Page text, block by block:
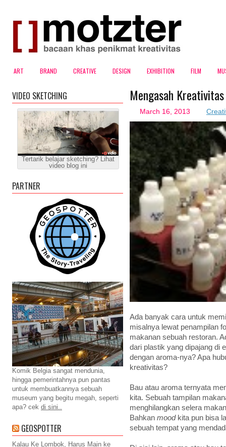
ART BRAND CREATIVE DESIGN EXHIBITION FILM
Mengasah
March 16, 2013
Ada banyak cara untuk
misalnya lewat penampilan
makanan sebuah restoran.
dari plastik yang dipajang di
dengan aroma-nya? Apa
kreativitas?
Bau atau aroma ternyata
kita. Sebuah tampilan
menghilangkan selera
Bahkan moodkita pun bisa
sebuah tempat yang
VIDEO SKETCHING
Tertarik belajar sketching? Lihat
video blog ini
PARTNER
Komik Belgia sangat mendunia,
hingga pemerintahnya pun pantas
untuk membuatkannya sebuah
museum yang begitu megah, seperti
apa? cek di sini..
GEOSPOTTER
Kalau Ke Lombok, Harus Main ke